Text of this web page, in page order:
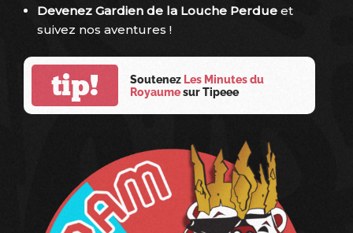
Devenez Gardien de la Louche Perdue et
suivez nos aventures !
tip! Soutenez Les Minutes du
Royaumesur Tipeee